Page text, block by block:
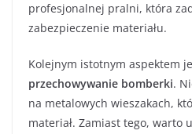
profesjonalnej pralni, która
zabezpieczenie materiału.
Kolejnym istotnym aspektem
przechowywanie bomberki.
na metalowych wieszakach,
materiał. Zamiast tego, warto